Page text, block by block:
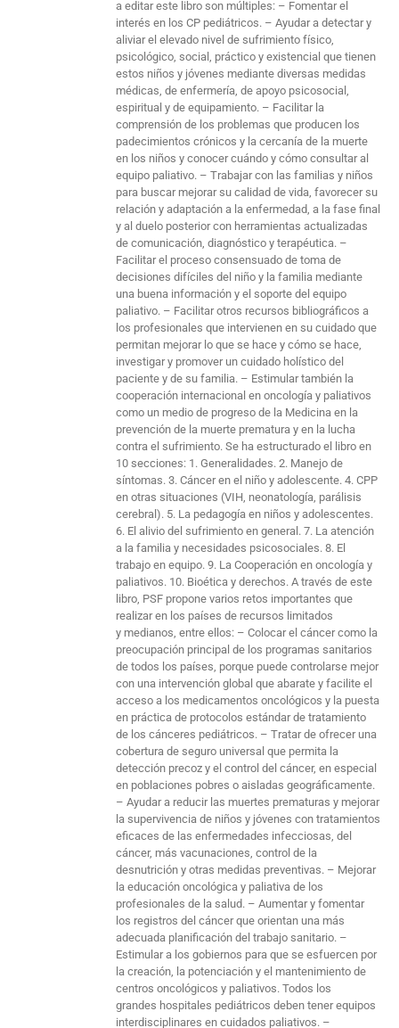
a editar este libro son múltiples: – Fomentar el
interés en los CP pediátricos. – Ayudar a detectar y
aliviar el elevado nivel de sufrimiento físico,
psicológico, social, práctico y existencial que tienen
estos niños y jóvenes mediante diversas medidas
médicas, de enfermería, de apoyo psicosocial,
espiritual y de equipamiento. – Facilitar la
comprensión de los problemas que producen los
padecimientos crónicos y la cercanía de la muerte
en los niños y conocer cuándo y cómo consultar al
equipo paliativo. – Trabajar con las familias y niños
para buscar mejorar su calidad de vida, favorecer su
relación y adaptación a la enfermedad, a la fase final
y al duelo posterior con herramientas actualizadas
de comunicación, diagnóstico y terapéutica. –
Facilitar el proceso consensuado de toma de
decisiones difíciles del niño y la familia mediante
una buena información y el soporte del equipo
paliativo. – Facilitar otros recursos bibliográficos a
los profesionales que intervienen en su cuidado que
permitan mejorar lo que se hace y cómo se hace,
investigar y promover un cuidado holístico del
paciente y de su familia. – Estimular también la
cooperación internacional en oncología y paliativos
como un medio de progreso de la Medicina en la
prevención de la muerte prematura y en la lucha
contra el sufrimiento. Se ha estructurado el libro en
10 secciones: 1. Generalidades. 2. Manejo de
síntomas. 3. Cáncer en el niño y adolescente. 4. CPP
en otras situaciones (VIH, neonatología, parálisis
cerebral). 5. La pedagogía en niños y adolescentes.
6. El alivio del sufrimiento en general. 7. La atención
a la familia y necesidades psicosociales. 8. El
trabajo en equipo. 9. La Cooperación en oncología y
paliativos. 10. Bioética y derechos. A través de este
libro, PSF propone varios retos importantes que
realizar en los países de recursos limitados
y medianos, entre ellos: – Colocar el cáncer como la
preocupación principal de los programas sanitarios
de todos los países, porque puede controlarse mejor
con una intervención global que abarate y facilite el
acceso a los medicamentos oncológicos y la puesta
en práctica de protocolos estándar de tratamiento
de los cánceres pediátricos. – Tratar de ofrecer una
cobertura de seguro universal que permita la
detección precoz y el control del cáncer, en especial
en poblaciones pobres o aisladas geográficamente.
– Ayudar a reducir las muertes prematuras y mejorar
la supervivencia de niños y jóvenes con tratamientos
eficaces de las enfermedades infecciosas, del
cáncer, más vacunaciones, control de la
desnutrición y otras medidas preventivas. – Mejorar
la educación oncológica y paliativa de los
profesionales de la salud. – Aumentar y fomentar
los registros del cáncer que orientan una más
adecuada planificación del trabajo sanitario. –
Estimular a los gobiernos para que se esfuercen por
la creación, la potenciación y el mantenimiento de
centros oncológicos y paliativos. Todos los
grandes hospitales pediátricos deben tener equipos
interdisciplinares en cuidados paliativos. –